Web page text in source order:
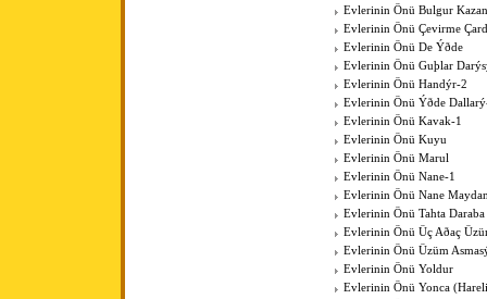
Evlerinin Önü Bulgur
Evlerinin Önü Çevirme
Evlerinin Önü De Ýðde
Evlerinin Önü Guþlar
Evlerinin Önü Handýr-2
Evlerinin Önü Ýðde
Evlerinin Önü Kavak-1
Evlerinin Önü Kuyu
Evlerinin Önü Marul
Evlerinin Önü Nane-1
Evlerinin Önü Nane
Evlerinin Önü Tahta Daraba
Evlerinin Önü Üç Aðaç
Evlerinin Önü Üzüm
Evlerinin Önü Yoldur
Evlerinin Önü Yonca